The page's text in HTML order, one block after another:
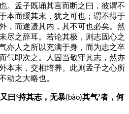
。孟子既诵其言而断之曰，彼谓不
本而缓其末，犹之可也；谓不得于
，而遂遗其内，其不可也必矣。然
尽之辞耳。若论其极，则志固心之
亦人之所以充满于身，而为志之卒
气即次之。人固当敬守其志，然亦
本末，交相培养。此则孟子之心所
动之大略也。
曰‘持其志，无暴(bào)其气’者，何